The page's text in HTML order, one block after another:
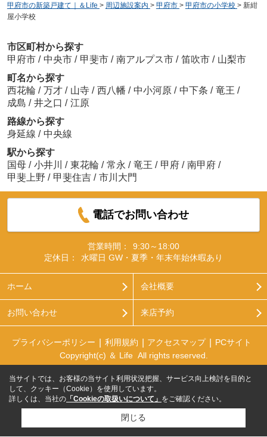
甲府市の新築戸建て｜＆Life > 周辺施設案内 > 甲府市 > 甲府市の小学校 > 新紺
屋小学校
市区町村から探す
甲府市 / 中央市 / 甲斐市 / 南アルプス市 / 笛吹市 / 山梨市
町名から探す
西花輪 / 万才 / 山寺 / 西八幡 / 中小河原 / 中下条 / 竜王 /
成島 / 井之口 / 江原
路線から探す
身延線 / 中央線
駅から探す
国母 / 小井川 / 東花輪 / 常永 / 竜王 / 甲府 / 南甲府 /
甲斐上野 / 甲斐住吉 / 市川大門
電話でお問い合わせ
営業時間：
9:30～18:00
定休日：
水曜日 GW・夏季・年末年始休暇あり
ホーム 会社概要
お問い合わせ 来店予約
プライバシーポリシー 利用規約 アクセスマップ
PCサイト
Copyright(c) ＆ Life All rights reserved.
当サイトでは、お客様の当サイト利用状況把握、サービス向上検討を目的と
して、クッキー（Cookie）を使用しています。
詳しくは、当社の 「Cookieの取扱いについて」 をご確認ください。
閉じる